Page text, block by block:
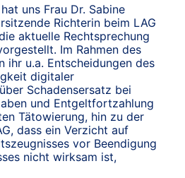
uns Frau Dr. Sabine
Richterin beim LAG
aktuelle Rechtsprechung
Im Rahmen des
ihr u.a. Entscheidungen des
digitaler
Schadensersatz bei
und Entgeltfortzahlung
Tätowierung, hin zu der
dass ein Verzicht auf
vor Beendigung
nicht wirksam ist,